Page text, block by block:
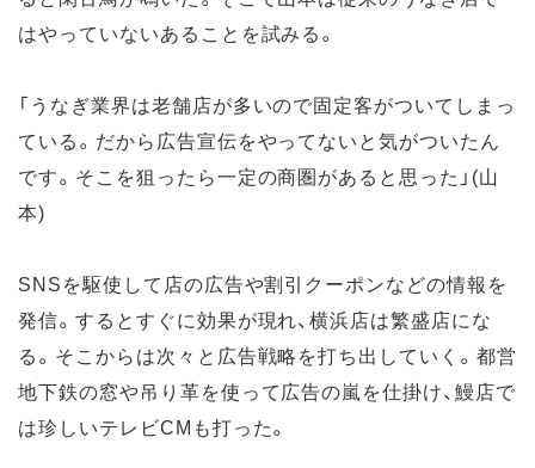
はやっていないあることを試みる。
「うなぎ業界は老舗店が多いので固定客がついてしまっ
ている。だから広告宣伝をやってないと気がついたん
です。そこを狙ったら一定の商圏があると思った」(山
本)
SNSを駆使して店の広告や割引クーポンなどの情報を
発信。するとすぐに効果が現れ、横浜店は繁盛店にな
る。そこからは次々と広告戦略を打ち出していく。都営
地下鉄の窓や吊り革を使って広告の嵐を仕掛け、鰻店で
は珍しいテレビCMも打った。